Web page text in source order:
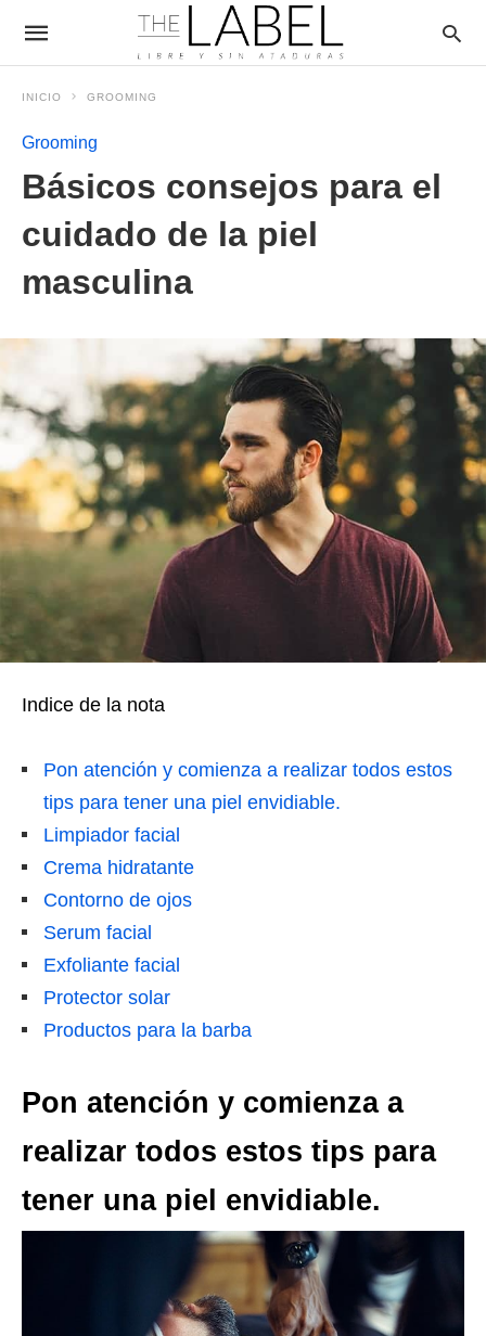
INICIO GROOMING
Grooming
Básicos consejos para el
cuidado de la piel
masculina
Indice de la nota
Pon atención y comienza a realizar todos estos
tips para tener una piel envidiable.
Limpiador facial
Crema hidratante
Contorno de ojos
Serum facial
Exfoliante facial
Protector solar
Productos para la barba
Pon atención y comienza a
realizar todos estos tips para
tener una piel envidiable.